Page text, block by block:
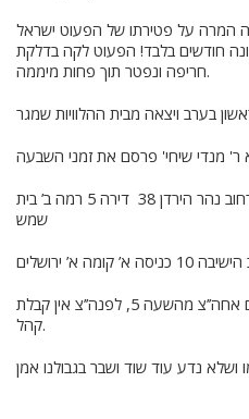
המרה על פטירתו של הפעוט ישראל
חודשים בלבד! הפעוט לקה בדלקת
חריפה ונפטר תוך פחות מיממה.
בימים ג’ ה’ בבית חמי משפחת כהן רחוב נהר הירדן 38 דירה 5 רמה ב’ בית
שמש
א’ ירושלים
שימו לב, זמני ניחום אבלים כל יום אחה’’צ מהשעה 5, לפנה’’צ אין קבלת
קהל.